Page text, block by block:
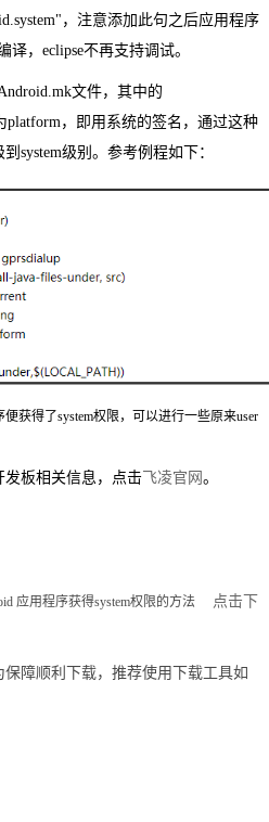
，注意添加此句之后应用程序
译，eclipse不再支持调试。
文件，其中的
，
即用系统的签名，通过这种
system级别。 参考例程如下：
获得了system权限，可以进行一些原来user
发板相关信息，点击飞凌官网 。
应用程序获得system权限的方法
点击下
障顺利下载，推荐使用下载工具如